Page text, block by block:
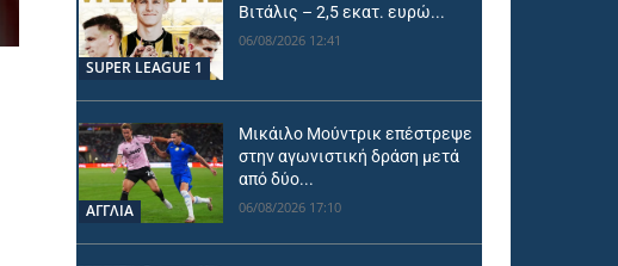
SUPER LEAGUE 1
Βιτάλις – 2,5 εκατ. ευρώ...
06/08/2026 12:41
ΑΓΓΛΙΑ
Μικάιλο Μούντρικ επέστρεψε
στην αγωνιστική δράση μετά
από δύο...
06/08/2026 17:10